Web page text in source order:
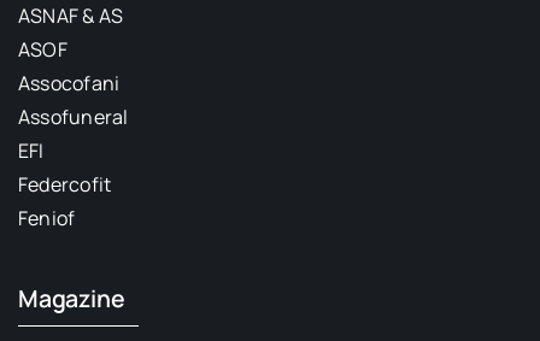
ASNAF & AS
ASOF
Assocofani
Assofuneral
EFI
Federcofit
Feniof
Magazine